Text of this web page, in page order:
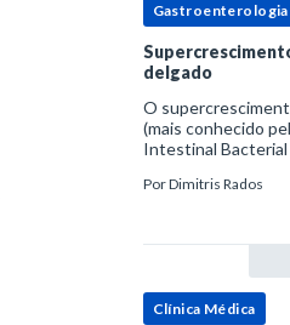
Gastroenterologia
delgado
O
(mais conhecido
Intestinal
específica de
PorDimitris Rados
Clínica Médica